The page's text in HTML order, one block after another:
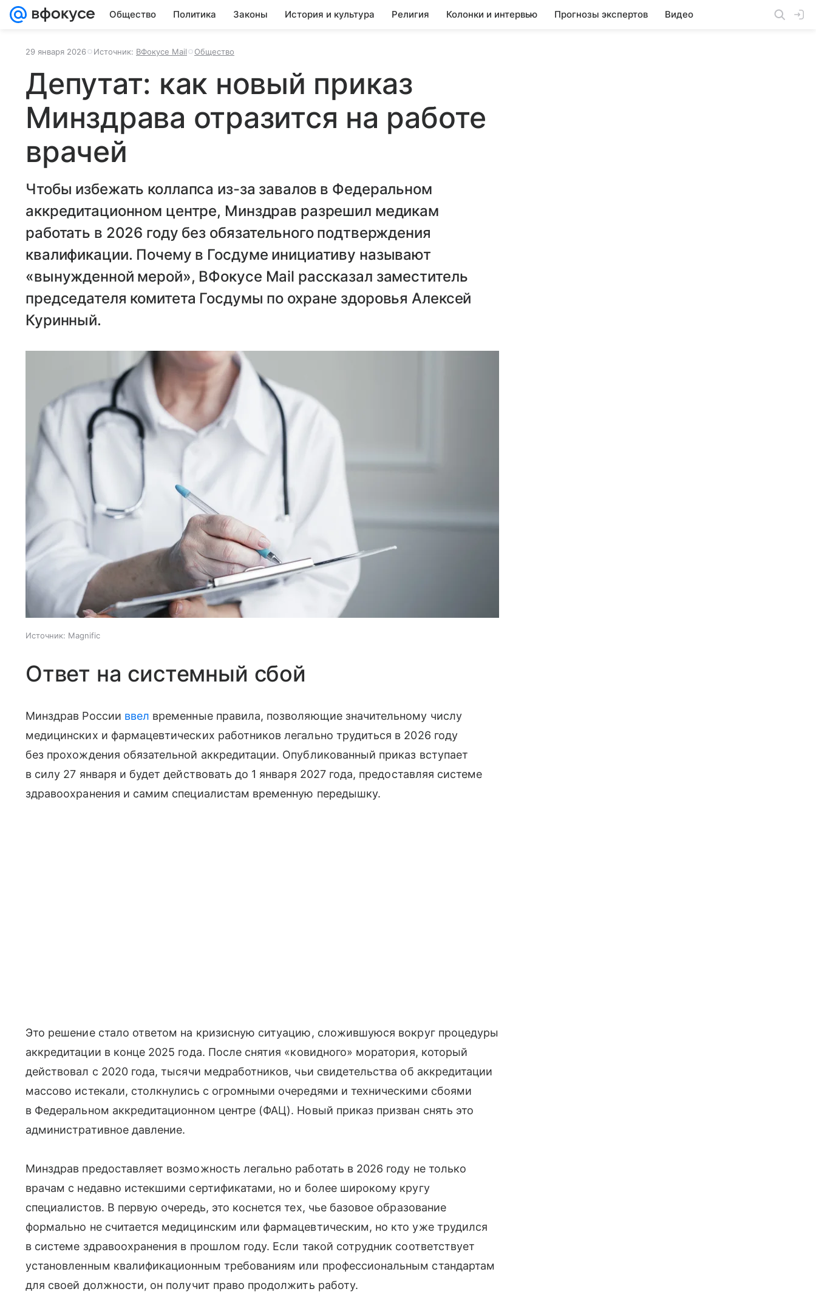
Общество Политика Законы История и культура Религия Колонки и интервью Прогнозы экспертов Видео
29 января 2026 Источник: ВФокусе Mail Общество
Депутат: как новый приказ
Минздрава отразится на работе
врачей
Чтобы избежать коллапса из-за завалов в Федеральном
аккредитационном центре, Минздрав разрешил медикам
работать в 2026 году без обязательного подтверждения
квалификации. Почему в Госдуме инициативу называют
«вынужденной мерой», ВФокусе Mail рассказал заместитель
председателя комитета Госдумы по охране здоровья Алексей
Куринный.
Источник: Magnific
Ответ на системный сбой
Минздрав России ввел временные правила, позволяющие значительному числу
медицинских и фармацевтических работников легально трудиться в 2026 году
без прохождения обязательной аккредитации. Опубликованный приказ вступает
в силу 27 января и будет действовать до 1 января 2027 года, предоставляя системе
здравоохранения и самим специалистам временную передышку.
Это решение стало ответом на кризисную ситуацию, сложившуюся вокруг процедуры
аккредитации в конце 2025 года. После снятия «ковидного» моратория, который
действовал с 2020 года, тысячи медработников, чьи свидетельства об аккредитации
массово истекали, столкнулись с огромными очередями и техническими сбоями
в Федеральном аккредитационном центре (ФАЦ). Новый приказ призван снять это
административное давление.
Минздрав предоставляет возможность легально работать в 2026 году не только
врачам с недавно истекшими сертификатами, но и более широкому кругу
специалистов. В первую очередь, это коснется тех, чье базовое образование
формально не считается медицинским или фармацевтическим, но кто уже трудился
в системе здравоохранения в прошлом году. Если такой сотрудник соответствует
установленным квалификационным требованиям или профессиональным стандартам
для своей должности, он получит право продолжить работу.